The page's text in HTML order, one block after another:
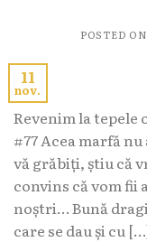
POSTED ON
11
nov.
Revenim la tepele
#77 Acea marfă
vă grăbiți, știu că
convins că vom
noștri… Bună
care se dau și cu